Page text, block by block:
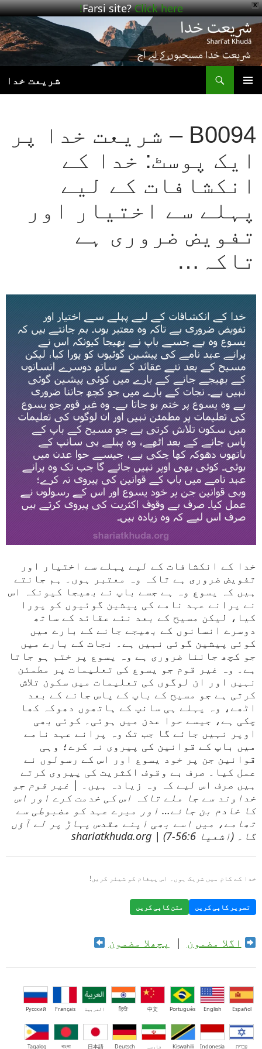
X
Farsi site?Click here!
چھوڑیں
مواد
پر
جائیں
شریعت خدا
B0094 – شریعت خدا پر
ایک پوسٹ: خدا کے
انکشافات کے لیے
پہلے سے اختیار اور
تفویض ضروری ہے
تاکہ…
خدا کے انکشافات کے لیے پہلے سے اختیار اور
تفویض ضروری ہے تاکہ وہ معتبر ہوں۔ ہم جانتے
ہیں کہ یسوع وہ ہے جسے باپ نے بھیجا کیونکہ اس
نے پرانے عہد نامے کی پیشین گوئیوں کو پورا
کیا، لیکن مسیح کے بعد نئے عقائد کے ساتھ
دوسرے انسانوں کے بھیجے جانے کے بارے میں
کوئی پیشین گوئی نہیں ہے۔ نجات کے بارے میں
جو کچھ جاننا ضروری ہے وہ یسوع پر ختم ہو جاتا
ہے۔ وہ غیر قوم جو یسوع کی تعلیمات پر مطمئن
نہیں اور ان لوگوں کی تعلیمات میں سکون تلاش
کرتی ہے جو مسیح کے باپ کے پاس جانے کے بعد
اٹھے، وہ پہلے ہی سانپ کے ہاتھوں دھوکہ کھا
چکی ہے، جیسے حوا عدن میں ہوئی۔ کوئی بھی
اوپر نہیں جائے گا جب تک وہ پرانے عہد نامے
میں باپ کے قوانین کی پیروی نہ کرے؛ وہی
قوانین جن پر خود یسوع اور اس کے رسولوں نے
عمل کیا۔ صرف بے وقوف اکثریت کی پیروی کرتے
ہیں صرف اس لیے کہ وہ زیادہ ہیں۔ | غیر قوم جو
خداوند سے جا ملے تاکہ اس کی خدمت کرے اور اس
کا خادم بن جائے… اور میرے عہد کو مضبوطی سے
تھامے، میں اسے بھی اپنے مقدس پہاڑ پر لے آؤں
گا۔ (اشعیا 56:6-7) | shariatkhuda.org
خدا کے کام میں شریک ہوں۔ اس پیغام کو شیئر کریں!
تصویر کاپی کریں متن کاپی کریں
اگلا مضمون | پچھلا مضمون
Español
English
Português
中文
हिंदी العربية Français
Русский
עברית Indonesia
Kiswahili فارسی Deutsch
日本語
বাংলা
Tagalog